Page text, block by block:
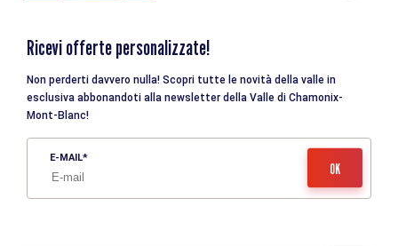
Ricevi offerte personalizzate!
Non perderti davvero nulla! Scopri tutte le novità della valle in
esclusiva abbonandoti alla newsletter della Valle di Chamonix-
Mont-Blanc!
E-MAIL